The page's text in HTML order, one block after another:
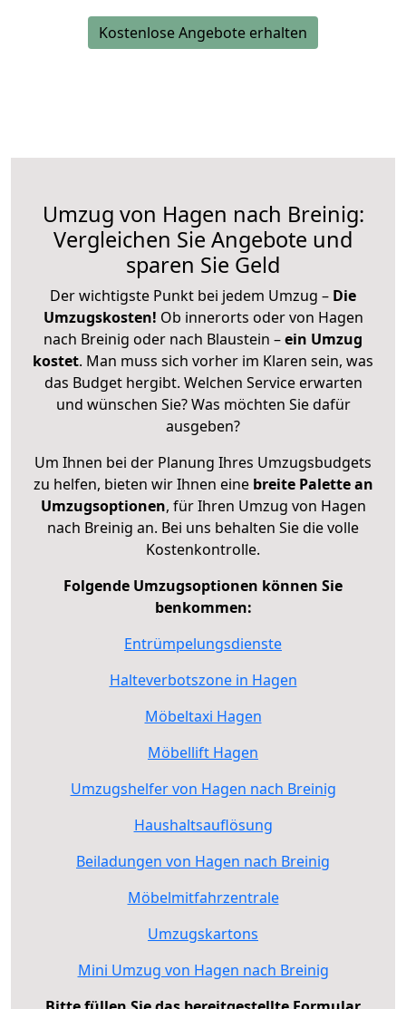
Kostenlose Angebote erhalten
Umzug von Hagen nach Breinig:
Vergleichen Sie Angebote und
sparen Sie Geld
Der wichtigste Punkt bei jedem Umzug – Die
Umzugskosten! Ob innerorts oder von Hagen
nach Breinig oder nach Blaustein –ein Umzug
kostet. Man muss sich vorher im Klaren sein, was
das Budget hergibt. Welchen Service erwarten
und wünschen Sie? Was möchten Sie dafür
ausgeben?
Um Ihnen bei der Planung Ihres Umzugsbudgets
zu helfen, bieten wir Ihnen eine breite Palette an
Umzugsoptionen, für Ihren Umzug von Hagen
nach Breinig an. Bei uns behalten Sie die volle
Kostenkontrolle.
Folgende Umzugsoptionen können Sie
benkommen:
Entrümpelungsdienste
Halteverbotszone in Hagen
Möbeltaxi Hagen
Möbellift Hagen
Umzugshelfer von Hagen nach Breinig
Haushaltsauflösung
Beiladungen von Hagen nach Breinig
Möbelmitfahrzentrale
Umzugskartons
Mini Umzug von Hagen nach Breinig